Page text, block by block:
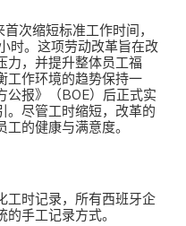
次缩短标准工作时间，
时。这项劳动改革旨在改
力，并提升整体员工福
工作环境的趋势保持一
公报》（BOE）后正式实
。尽管工时缩短，改革的
的健康与满意度。
工时记录，所有西班牙企
手工记录方式。